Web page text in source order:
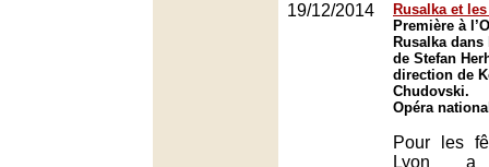
19/12/2014
Rusalka et
Première à
Rusalka
de Stefan
direction de
Chudovski.
Opéra
Pour les
Lyon